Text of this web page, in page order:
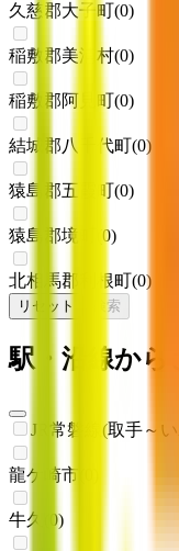
久慈郡大子町(0)
稲敷郡美浦村(0)
稲敷郡阿見町(0)
結城郡八千代町(0)
猿島郡五霞町(0)
猿島郡境町 0)
北相馬郡利根町(0)
リセット 検索
駅・沿線から
JR常磐線(取手～
龍ケ崎市
牛久 0)